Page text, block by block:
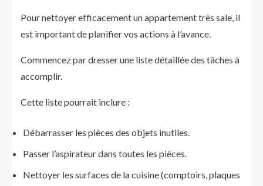
Pour nettoyer efficacement un appartement très sale, il
est important de planifier vos actions à l’avance.
Commencez par dresser une liste détaillée des tâches à
accomplir.
Cette liste pourrait inclure :
Débarrasser les pièces des objets inutiles.
Passer l’aspirateur dans toutes les pièces.
Nettoyer les surfaces de la cuisine (comptoirs, plaques